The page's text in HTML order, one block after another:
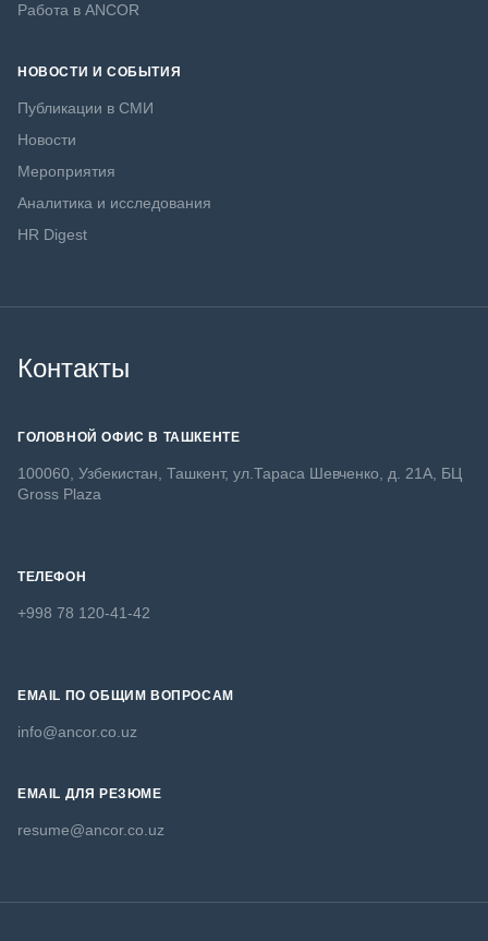
Работа в ANCOR
НОВОСТИ И СОБЫТИЯ
Публикации в СМИ
Новости
Мероприятия
Аналитика и исследования
HR Digest
Контакты
ГОЛОВНОЙ ОФИС В ТАШКЕНТЕ
100060, Узбекистан, Ташкент, ул.Тараса Шевченко, д. 21А, БЦ
Gross Plaza
ТЕЛЕФОН
+998 78 120-41-42
EMAIL ПО ОБЩИМ ВОПРОСАМ
info@ancor.co.uz
EMAIL ДЛЯ РЕЗЮМЕ
resume@ancor.co.uz